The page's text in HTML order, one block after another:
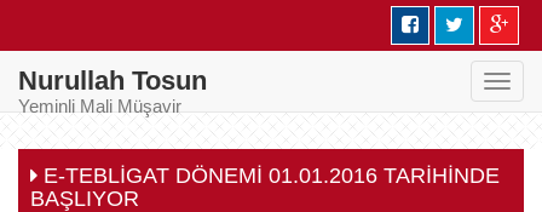
Nurullah Tosun
Yeminli Mali Müşavir
E-TEBLİGAT DÖNEMİ 01.01.2016 TARİHİNDE
BAŞLIYOR